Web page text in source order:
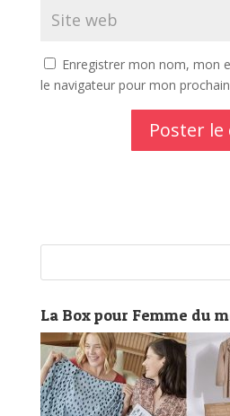
Enregistrer mon nom, mon
le navigateur pour mon
La Box pour Femme du